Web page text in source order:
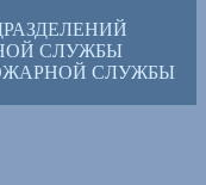
СЛУЖБЫ
СЛУЖБЫ